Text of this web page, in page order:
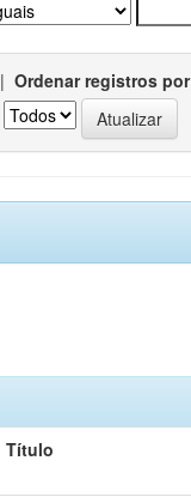
| Ordenar registros por
Título